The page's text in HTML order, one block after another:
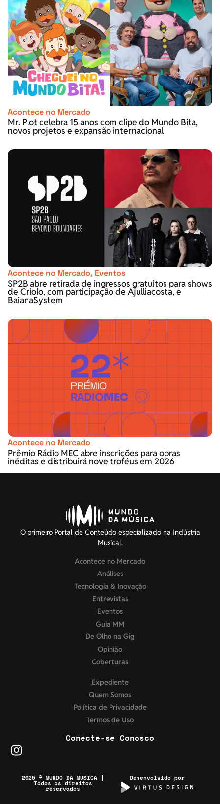
Acontece no Mercado
Mr. Plot celebra 15 anos com clipe do Mundo Bita,
novos projetos e expansão internacional
Acontece no Mercado, Eventos
SP2B abre retirada de ingressos gratuitos para shows
de Criolo, com participação de Ajulliacosta, e
BaianaSystem
Acontece no Mercado
Prêmio Rádio MEC abre inscrições para obras
inéditas e distribuirá nove troféus em 2026
O primeiro Portal de Conteúdo especializado na Indústria
Musical.
Acontece no Mercado
Análises
Tecnologia & Inovação
Entrevistas
Eventos
Guia MM
De Olho na Gig
Opinião
Coberturas
Expediente
Quem Somos
Política de Privacidade
Termos de Uso
Conecte-se Conosco
2025 © MUNDO DA MÚSICA |
Todos os direitos
reservados
Desenvolvido por